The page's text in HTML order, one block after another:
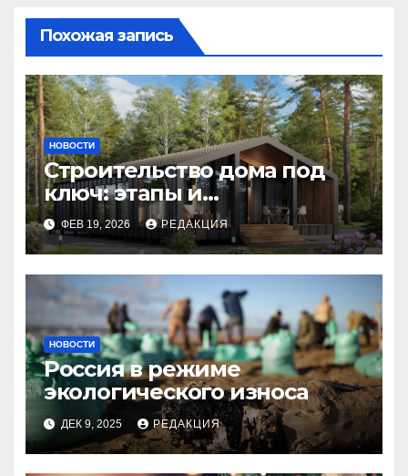
Похожая запись
НОВОСТИ
Строительство дома под
ключ: этапы и
планирование бюджета
ФЕВ 19, 2026 РЕДАКЦИЯ
НОВОСТИ
Россия в режиме
экологического износа
ДЕК 9, 2025 РЕДАКЦИЯ